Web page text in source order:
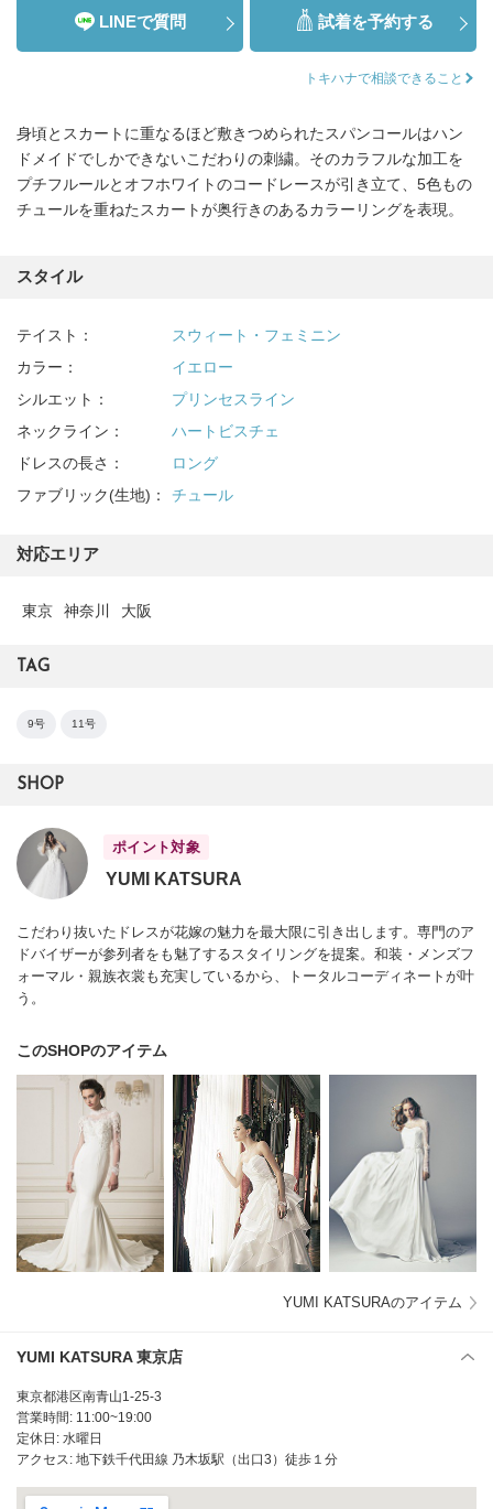
LINEで質問 試着を予約する
トキハナで相談できること
身頃とスカートに重なるほど敷きつめられたスパンコールはハン
ドメイドでしかできないこだわりの刺繍。そのカラフルな加工を
プチフルールとオフホワイトのコードレースが引き立て、5色もの
チュールを重ねたスカートが奥行きのあるカラーリングを表現。
スタイル
テイスト：
スウィート・フェミニン
カラー：
イエロー
シルエット：
プリンセスライン
ネックライン：
ハートビスチェ
ドレスの長さ：
ロング
ファブリック(生地)：
チュール
対応エリア
東京 神奈川 大阪
TAG
9号 11号
SHOP
ポイント対象
YUMI KATSURA
こだわり抜いたドレスが花嫁の魅力を最大限に引き出します。専門のア
ドバイザーが参列者をも魅了するスタイリングを提案。和装・メンズフ
ォーマル・親族衣裳も充実しているから、トータルコーディネートが叶
う。
このSHOPのアイテム
YUMI KATSURAのアイテム
YUMI KATSURA 東京店
東京都港区南青山1-25-3
営業時間: 11:00~19:00
定休日: 水曜日
アクセス: 地下鉄千代田線 乃木坂駅（出口3）徒歩１分